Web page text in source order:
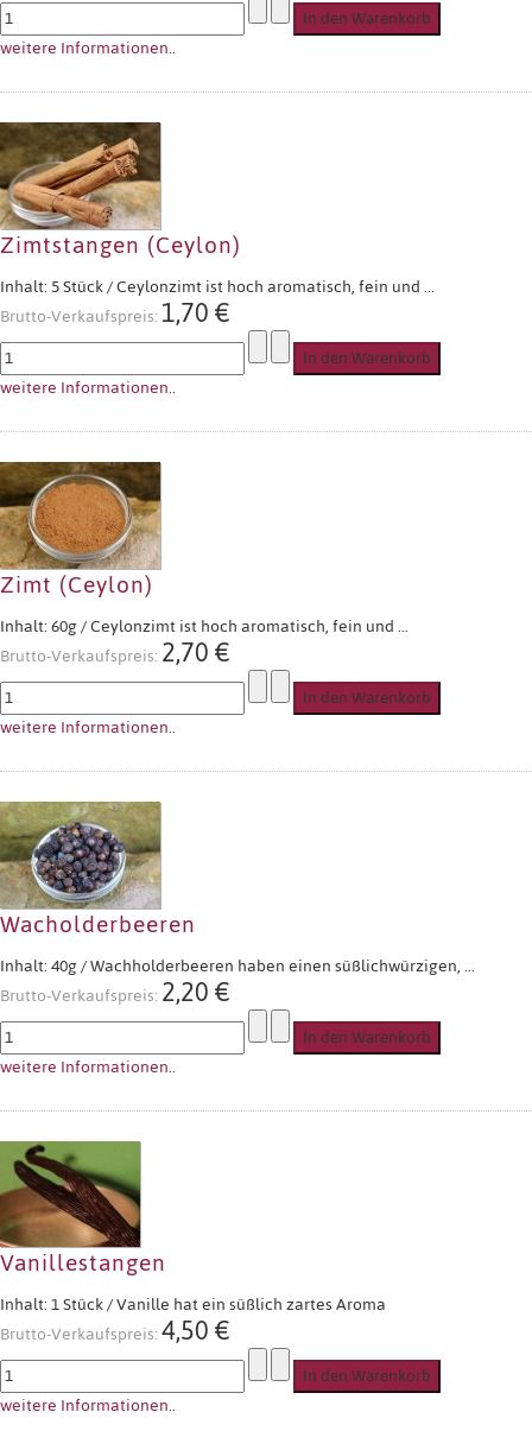
weitere Informationen..
Zimtstangen (Ceylon)
Inhalt: 5 Stück / Ceylonzimt ist hoch aromatisch, fein und ...
Brutto-Verkaufspreis:1,70 €
weitere Informationen..
Zimt (Ceylon)
Inhalt: 60g / Ceylonzimt ist hoch aromatisch, fein und ...
Brutto-Verkaufspreis:2,70 €
weitere Informationen..
Wacholderbeeren
Inhalt: 40g / Wachholderbeeren haben einen süßlichwürzigen, ...
Brutto-Verkaufspreis:2,20 €
weitere Informationen..
Vanillestangen
Inhalt: 1 Stück / Vanille hat ein süßlich zartes Aroma
Brutto-Verkaufspreis:4,50 €
weitere Informationen..